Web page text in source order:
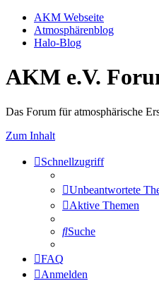
AKM Webseite
Atmosphärenblog
Halo-Blog
AKM e.V.
Das Forum für atmosphärische
Zum Inhalt
Schnellzugriff
Unbeantwortete
Aktive Themen
Suche
FAQ
Anmelden